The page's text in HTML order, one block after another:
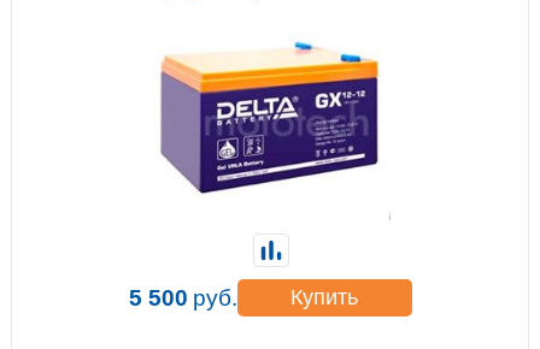
5 500 руб. Купить